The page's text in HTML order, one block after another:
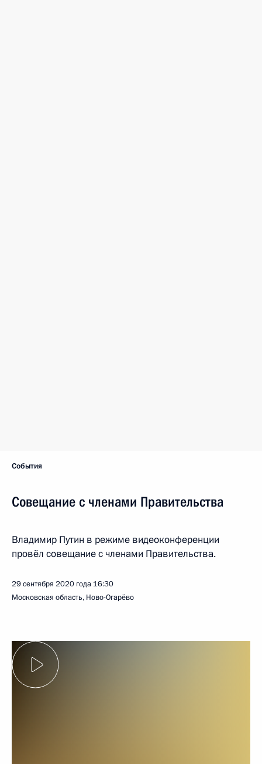
События
Совещание с членами Правительства
Владимир Путин в режиме видеоконференции
провёл совещание с членами Правительства.
29 сентября 2020 года 16:30
Московская область, Ново-Огарёво